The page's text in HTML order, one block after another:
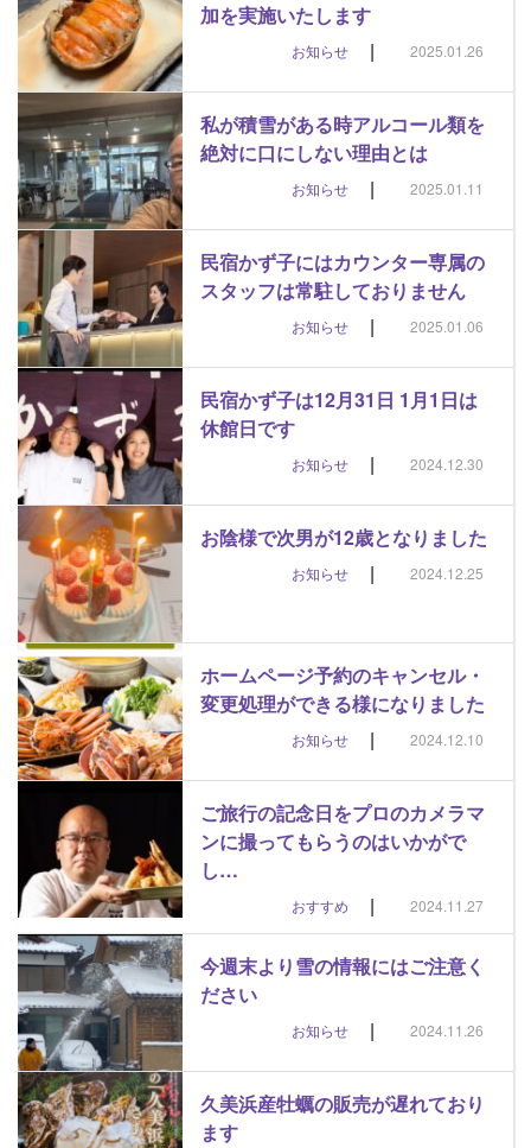
加を実施いたします
お知らせ | 2025.01.26
私が積雪がある時アルコール類を
絶対に口にしない理由とは
お知らせ | 2025.01.11
民宿かず子にはカウンター専属の
スタッフは常駐しておりません
お知らせ | 2025.01.06
民宿かず子は12月31日 1月1日は
休館日です
お知らせ | 2024.12.30
お陰様で次男が12歳となりました
お知らせ | 2024.12.25
ホームページ予約のキャンセル・
変更処理ができる様になりました
お知らせ | 2024.12.10
ご旅行の記念日をプロのカメラマ
ンに撮ってもらうのはいかがで
し…
おすすめ | 2024.11.27
今週末より雪の情報にはご注意く
ださい
お知らせ | 2024.11.26
久美浜産牡蠣の販売が遅れており
ます